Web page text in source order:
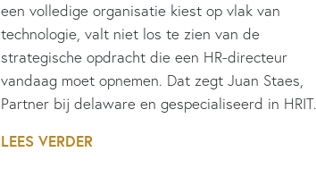
een volledige organisatie kiest op vlak van
technologie, valt niet los te zien van de
strategische opdracht die een HR-directeur
vandaag moet opnemen. Dat zegt Juan Staes,
Partner bij delaware en gespecialiseerd in HRIT.
LEES VERDER